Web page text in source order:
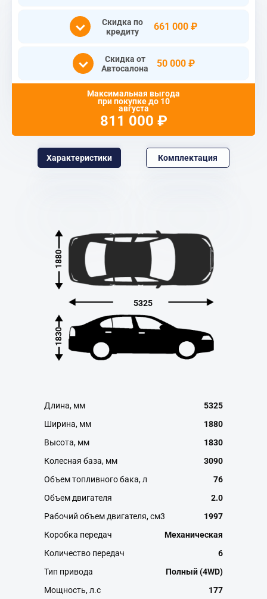
Скидка по
кредиту
661 000 ₽
Скидка от
Автосалона
50 000 ₽
Максимальная выгода
при покупке до 10
августа
811 000 ₽
Характеристики Комплектация
5325
1880
1830
Длина, мм
Ширина, мм
Высота, мм
Колесная база, мм
Объем топливного бака, л
Объем двигателя
Рабочий объем двигателя, см3
Коробка передач
Количество передач
5325
1880
1830
3090
76
2.0
1997
Механическая
6
Тип привода
Мощность, л.с
Полный (4WD)
177